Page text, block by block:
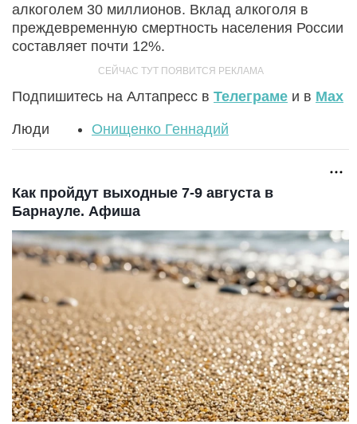
алкоголем 30 миллионов. Вклад алкоголя в
преждевременную смертность населения России
составляет почти 12%.
Подпишитесь на Алтапресс в Телеграме и в Max
Люди Онищенко Геннадий
Как пройдут выходные 7-9 августа в
Барнауле. Афиша